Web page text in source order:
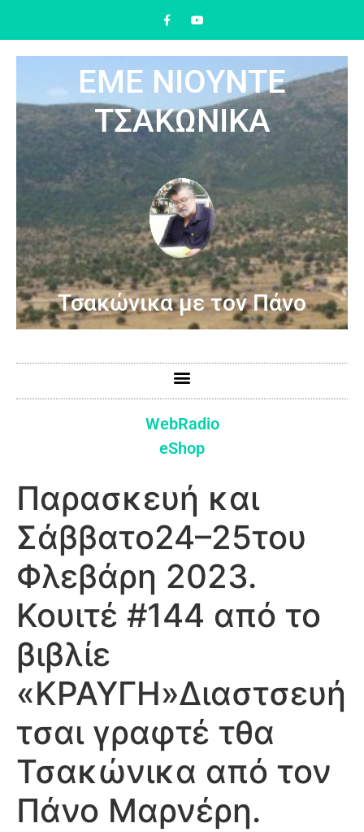
ΕΜΕ ΝΙΟΥΝΤΕ
ΤΣΑΚΩΝΙΚΑ
Τσακώνικα με τον Πάνο
WebRadio
eShop
Παρασκευή και
Σάββατο24–25του
Φλεβάρη 2023.
Κουιτέ #144 από το
βιβλίε
«ΚΡΑΥΓΗ»Διαστσευή
τσαι γραφτέ τθα
Τσακώνικα από τον
Πάνο Μαρνέρη.